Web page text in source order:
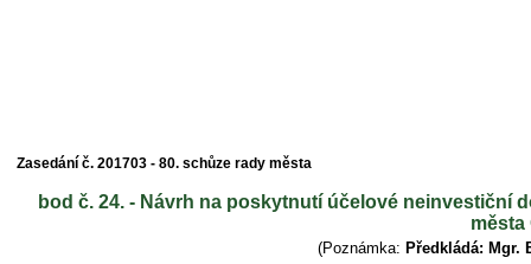
Zasedání č. 201703 - 80. schůze rady města
bod č. 24. - Návrh na poskytnutí účelové neinvestiční
města
(Poznámka: Předkládá: Mgr.